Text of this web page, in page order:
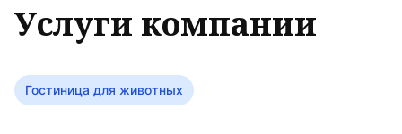
Услуги компании
Гостиница для животных